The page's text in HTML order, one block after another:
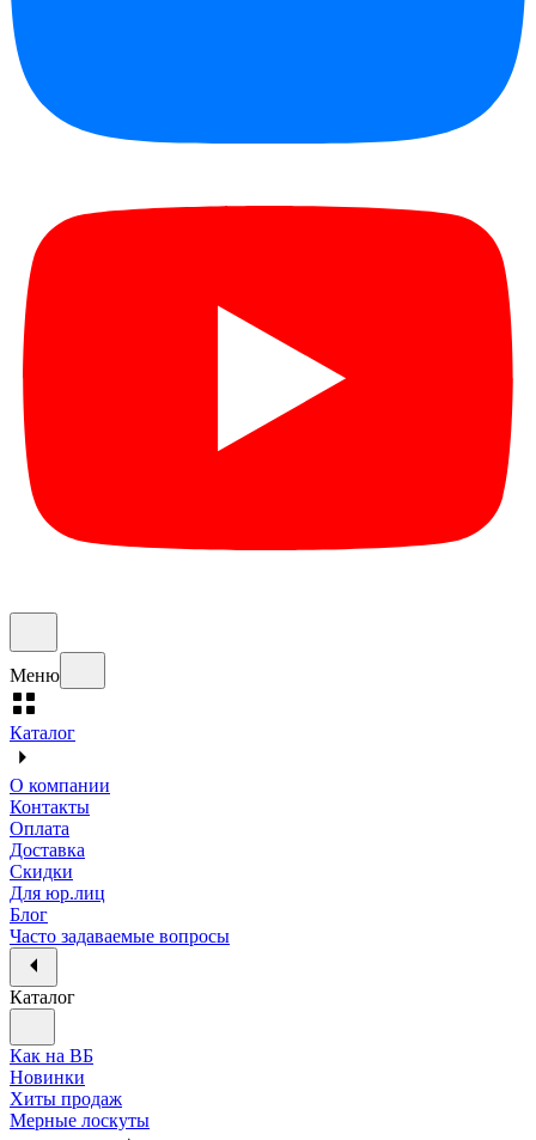
Меню
Каталог
О компании
Контакты
Оплата
Доставка
Скидки
Для юр.лиц
Блог
Часто задаваемые вопросы
Каталог
Как на ВБ
Новинки
Хиты продаж
Мерные лоскуты